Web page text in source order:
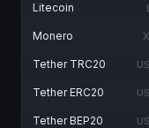
Litecoin
Monero
Tether TRC20
Tether ERC20
Tether BEP20